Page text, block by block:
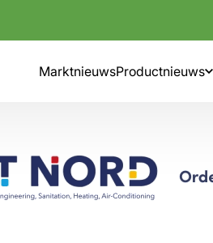
MarktnieuwsProductnieuws